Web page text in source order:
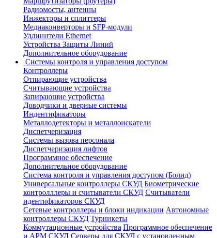
Радиомосты, антенны
Инжекторы и сплиттеры
Медиаконверторы и SFP-модули
Удлинители Ethernet
Устройства Защиты Линий
Дополнительное оборудование
Системы контроля и управления доступом
Контроллеры
Отпирающие устройства
Считывающие устройства
Запирающие устройства
Доводчики и дверные системы
Индентификаторы
Металлодетекторы и металлоискатели
Диспетчеризация
Системы вызова персонала
Диспетчеризация лифтов
Программное обеспечение
Дополнительное оборудование
Система контроля и управления доступом (Болид)
Универсальные контроллеры СКУД Биометрические
контролллеры и считыватели СКУД Считыватели
идентификаторов СКУД
Сетевые контроллеры и блоки индикации Автономные
контроллеры СКУД Турникеты
Коммутационные устройства Программное обеспечение
и АРМ СКУД Серверы для СКУД с установленным